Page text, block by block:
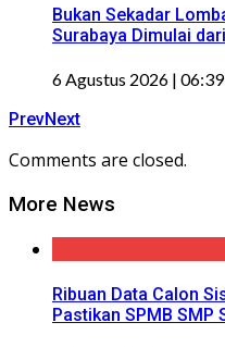
Bukan Sekadar
Surabaya Dimulai
6 Agustus 2026 | 06:39
PrevNext
Comments are closed.
More News
Ribuan Data Calon
Pastikan SPMB SMP